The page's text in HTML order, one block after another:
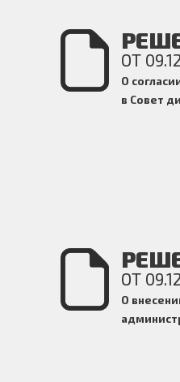
ОТ
О
в Совет
ОТ
О